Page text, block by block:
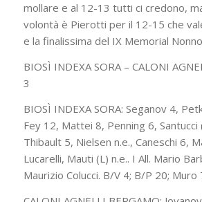
mollare e al 12-13 tutti ci credono,
volontà è Pierotti per il 12-15 che
e la finalissima del IX Memorial
BIOSÌ INDEXA SORA – CALONI
3
BIOSÌ INDEXA SORA: Seganov 4,
Fey 12, Mattei 8, Penning 6, Santucci
Thibault 5, Nielsen n.e., Caneschi 6,
Lucarelli, Mauti (L) n.e.. I All. Mario
Maurizio Colucci. B/V 4; B/P 20; Muro